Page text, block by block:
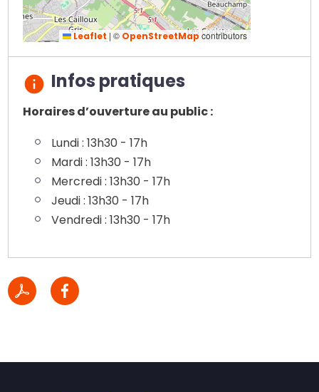
Leaflet | © OpenStreetMap contributors
Infos pratiques
Horaires d’ouverture au public :
Lundi : 13h30 - 17h
Mardi : 13h30 - 17h
Mercredi : 13h30 - 17h
Jeudi : 13h30 - 17h
Vendredi : 13h30 - 17h